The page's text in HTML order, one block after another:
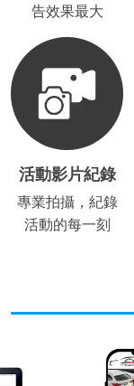
告效果最大
活動影片紀錄
專業拍攝，紀錄
活動的每一刻